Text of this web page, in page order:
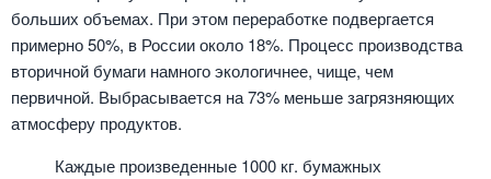
больших объемах. При этом переработке подвергается
примерно 50%, в России около 18%. Процесс производства
вторичной бумаги намного экологичнее, чище, чем
первичной. Выбрасывается на 73% меньше загрязняющих
атмосферу продуктов.
Каждые произведенные 1000 кг. бумажных